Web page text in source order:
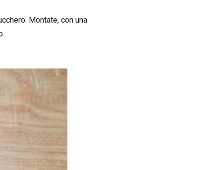
Montate, con una